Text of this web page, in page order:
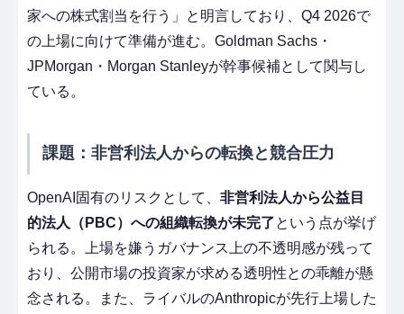
家への株式割当を行う」と明言しており、Q4 2026で
の上場に向けて準備が進む。Goldman Sachs・
JPMorgan・Morgan Stanleyが幹事候補として関与し
ている。
課題：非営利法人からの転換と競合圧力
OpenAI固有のリスクとして、 非営利法人から公益目
的法人（PBC）への組織転換が未完了という点が挙げ
られる。上場を嫌うガバナンス上の不透明感が残って
おり、公開市場の投資家が求める透明性との乖離が懸
念される。また、ライバルのAnthropicが先行上場した